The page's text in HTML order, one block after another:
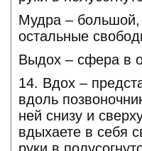
Мудра – большой,
остальные
Выдох – сфера в
14. Вдох –
вдоль
ней снизу и
вдыхаете в себя